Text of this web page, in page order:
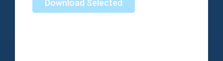
Download Selected